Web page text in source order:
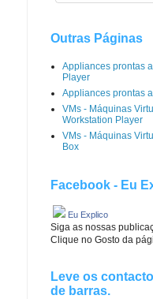
Outras Páginas
Appliances prontas
Player
Appliances prontas
VMs - Máquinas
Workstation Player
VMs - Máquinas
Box
Facebook - Eu
Eu Explico
Siga as nossas
Clique no Gosto da
Leve os
de barras.